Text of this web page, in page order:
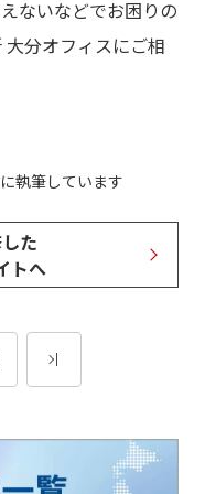
ないなどでお困りの
分オフィスにご相
執筆しています
た
トへ